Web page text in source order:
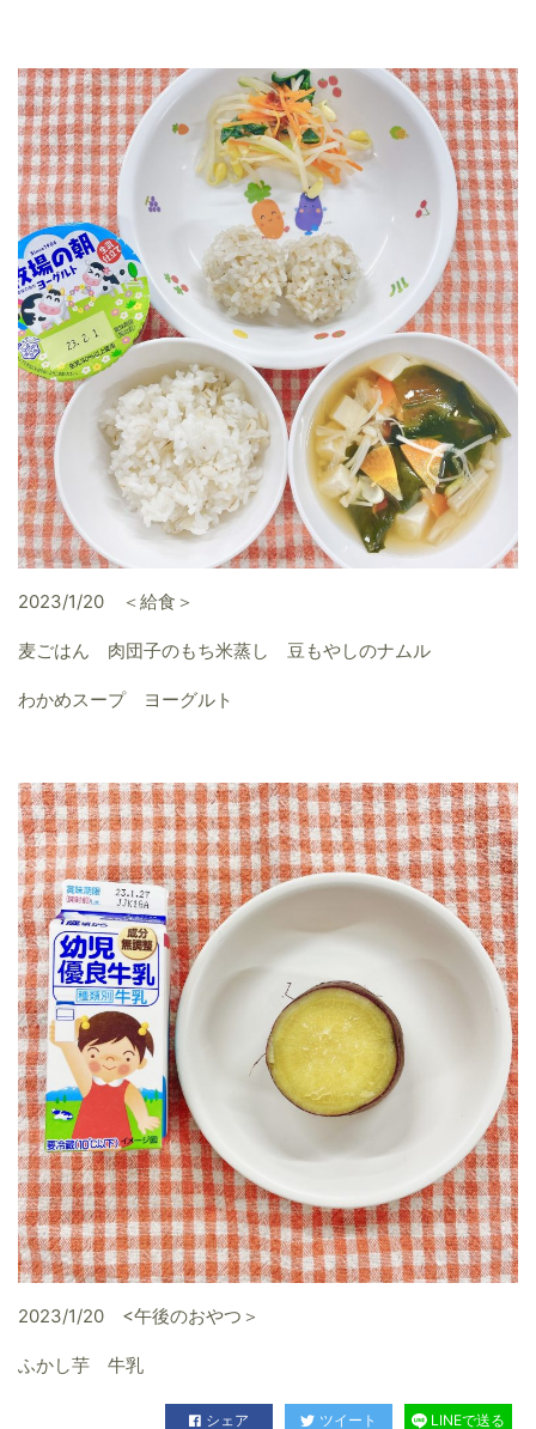
2023/1/20 ＜給食＞
麦ごはん 肉団子のもち米蒸し 豆もやしのナムル
わかめスープ ヨーグルト
2023/1/20 <午後のおやつ＞
ふかし芋 牛乳
シェア ツイート LINEで送る